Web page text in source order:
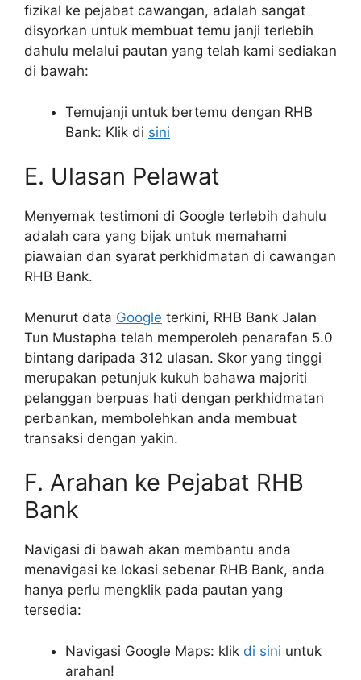
fizikal ke pejabat cawangan, adalah sangat
disyorkan untuk membuat temu janji terlebih
dahulu melalui pautan yang telah kami sediakan
di bawah:
Temujanji untuk bertemu dengan RHB
Bank: Klik di sini
E. Ulasan Pelawat
Menyemak testimoni di Google terlebih dahulu
adalah cara yang bijak untuk memahami
piawaian dan syarat perkhidmatan di cawangan
RHB Bank.
Menurut data Google terkini, RHB Bank Jalan
Tun Mustapha telah memperoleh penarafan 5.0
bintang daripada 312 ulasan. Skor yang tinggi
merupakan petunjuk kukuh bahawa majoriti
pelanggan berpuas hati dengan perkhidmatan
perbankan, membolehkan anda membuat
transaksi dengan yakin.
F. Arahan ke Pejabat RHB
Bank
Navigasi di bawah akan membantu anda
menavigasi ke lokasi sebenar RHB Bank, anda
hanya perlu mengklik pada pautan yang
tersedia:
Navigasi Google Maps: klik di sini untuk
arahan!